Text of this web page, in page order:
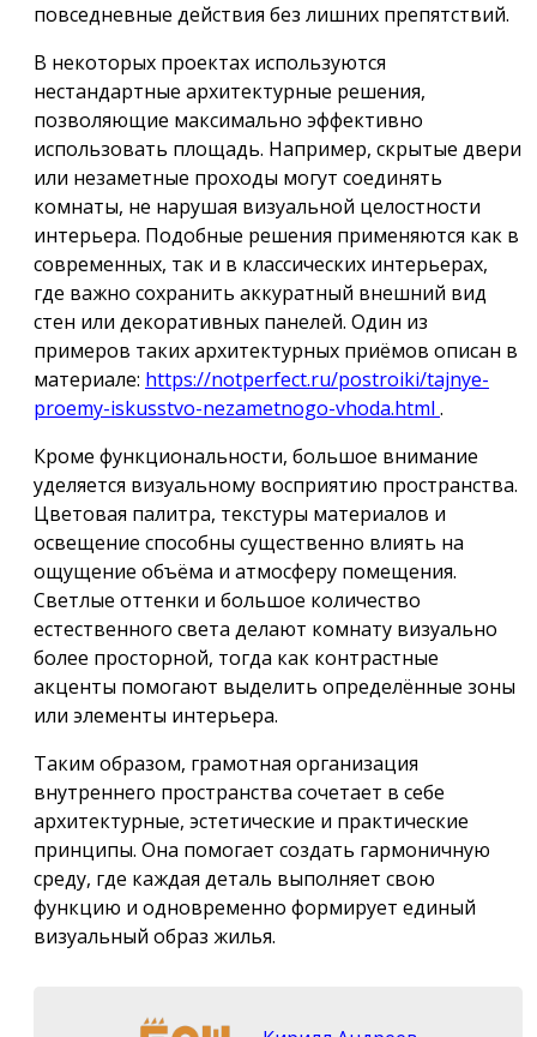
повседневные действия без лишних препятствий.
В некоторых проектах используются
нестандартные архитектурные решения,
позволяющие максимально эффективно
использовать площадь. Например, скрытые двери
или незаметные проходы могут соединять
комнаты, не нарушая визуальной целостности
интерьера. Подобные решения применяются как в
современных, так и в классических интерьерах,
где важно сохранить аккуратный внешний вид
стен или декоративных панелей. Один из
примеров таких архитектурных приёмов описан в
материале: https://notperfect.ru/postroiki/tajnye-
proemy-iskusstvo-nezametnogo-vhoda.html .
Кроме функциональности, большое внимание
уделяется визуальному восприятию пространства.
Цветовая палитра, текстуры материалов и
освещение способны существенно влиять на
ощущение объёма и атмосферу помещения.
Светлые оттенки и большое количество
естественного света делают комнату визуально
более просторной, тогда как контрастные
акценты помогают выделить определённые зоны
или элементы интерьера.
Таким образом, грамотная организация
внутреннего пространства сочетает в себе
архитектурные, эстетические и практические
принципы. Она помогает создать гармоничную
среду, где каждая деталь выполняет свою
функцию и одновременно формирует единый
визуальный образ жилья.